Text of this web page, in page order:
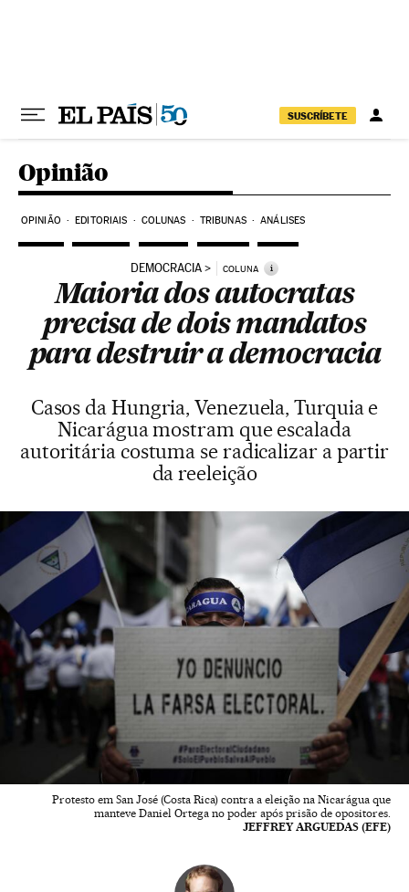
SUSCRÍBETE
Opinião
OPINIÃO EDITORIAIS COLUNAS TRIBUNAS ANÁLISES
DEMOCRACIA COLUNA i
Maioria dos autocratas
precisa de dois mandatos
para destruir a democracia
Casos da Hungria, Venezuela, Turquia e
Nicarágua mostram que escalada
autoritária costuma se radicalizar a partir
da reeleição
Protesto em San José (Costa Rica) contra a eleição na Nicarágua que
manteve Daniel Ortega no poder após prisão de opositores.
JEFFREY ARGUEDAS (EFE)